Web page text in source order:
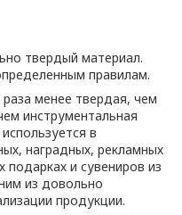
твердый материал.
правилам.
менее твердая, чем
инструментальная
в
наградных, рекламных
подарках и сувениров из
из довольно
продукции.